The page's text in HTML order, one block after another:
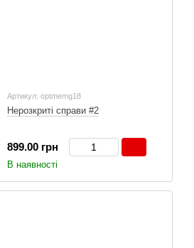
Артикул: optmemg18
Нерозкриті справи #2
899.00 грн
В наявності